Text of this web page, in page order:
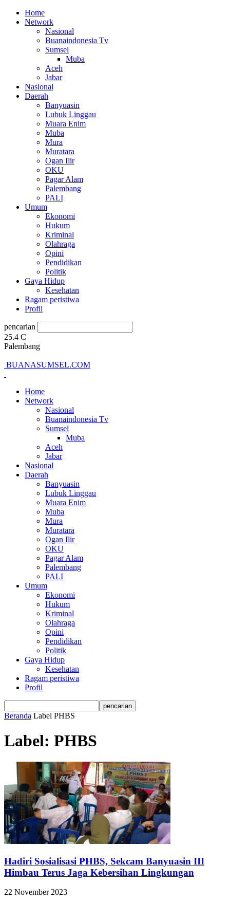
Home
Network
Nasional
Buanaindonesia Tv
Sumsel
Muba
Aceh
Jabar
Nasional
Daerah
Banyuasin
Lubuk Linggau
Muara Enim
Muba
Mura
Muratara
Ogan Ilir
OKU
Pagar Alam
Palembang
PALI
Umum
Ekonomi
Hukum
Kriminal
Olahraga
Opini
Pendidikan
Politik
Gaya Hidup
Kesehatan
Ragam peristiwa
Profil
pencarian
25.4 C
Palembang
BUANASUMSEL.COM
Home
Network
Nasional
Buanaindonesia Tv
Sumsel
Muba
Aceh
Jabar
Nasional
Daerah
Banyuasin
Lubuk Linggau
Muara Enim
Muba
Mura
Muratara
Ogan Ilir
OKU
Pagar Alam
Palembang
PALI
Umum
Ekonomi
Hukum
Kriminal
Olahraga
Opini
Pendidikan
Politik
Gaya Hidup
Kesehatan
Ragam peristiwa
Profil
Beranda Label PHBS
Label: PHBS
Hadiri Sosialisasi PHBS, Sekcam Banyuasin III
Himbau Terus Jaga Kebersihan Lingkungan
22 November 2023